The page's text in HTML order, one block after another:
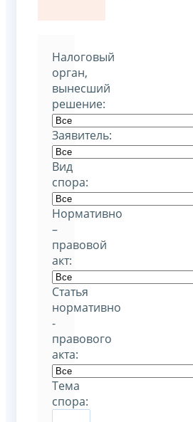
Налоговый
орган,
вынесший
решение:
Заявитель:
Вид
спора:
Нормативно
–
правовой
акт:
Статья
нормативно
-
правового
акта:
Тема
спора: